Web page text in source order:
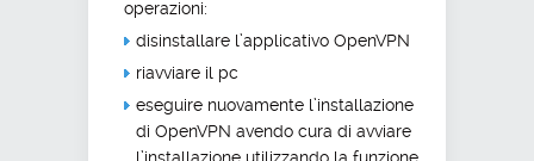
operazioni:
disinstallare l’applicativo OpenVPN
riavviare il pc
eseguire nuovamente l’installazione
di OpenVPN avendo cura di avviare
l’installazione utilizzando la funzione